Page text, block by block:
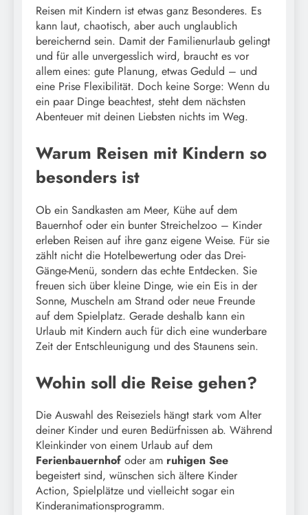
Reisen mit Kindern ist etwas ganz Besonderes. Es
kann laut, chaotisch, aber auch unglaublich
bereichernd sein. Damit der Familienurlaub gelingt
und für alle unvergesslich wird, braucht es vor
allem eines: gute Planung, etwas Geduld – und
eine Prise Flexibilität. Doch keine Sorge: Wenn du
ein paar Dinge beachtest, steht dem nächsten
Abenteuer mit deinen Liebsten nichts im Weg.
Warum Reisen mit Kindern so
besonders ist
Ob ein Sandkasten am Meer, Kühe auf dem
Bauernhof oder ein bunter Streichelzoo – Kinder
erleben Reisen auf ihre ganz eigene Weise. Für sie
zählt nicht die Hotelbewertung oder das Drei-
Gänge-Menü, sondern das echte Entdecken. Sie
freuen sich über kleine Dinge, wie ein Eis in der
Sonne, Muscheln am Strand oder neue Freunde
auf dem Spielplatz. Gerade deshalb kann ein
Urlaub mit Kindern auch für dich eine wunderbare
Zeit der Entschleunigung und des Staunens sein.
Wohin soll die Reise gehen?
Die Auswahl des Reiseziels hängt stark vom Alter
deiner Kinder und euren Bedürfnissen ab. Während
Kleinkinder von einem Urlaub auf dem
Ferienbauernhof oder am ruhigen See
begeistert sind, wünschen sich ältere Kinder
Action, Spielplätze und vielleicht sogar ein
Kinderanimationsprogramm.